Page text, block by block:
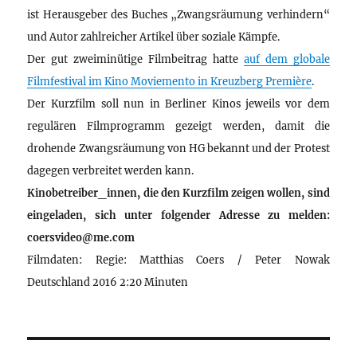
ist Herausgeber des Buches „Zwangsräumung verhindern“
und Autor zahlreicher Artikel über soziale Kämpfe.
Der gut zweiminütige Filmbeitrag hatte auf dem globale
Filmfestival im Kino Moviemento in Kreuzberg Première.
Der Kurzfilm soll nun in Berliner Kinos jeweils vor dem
regulären Filmprogramm gezeigt werden, damit die
drohende Zwangsräumung von HG bekannt und der Protest
dagegen verbreitet werden kann.
Kinobetreiber_innen, die den Kurzfilm zeigen wollen, sind
eingeladen, sich unter folgender Adresse zu melden:
coersvideo@me.com
Filmdaten: Regie: Matthias Coers / Peter Nowak
Deutschland 2016 2:20 Minuten